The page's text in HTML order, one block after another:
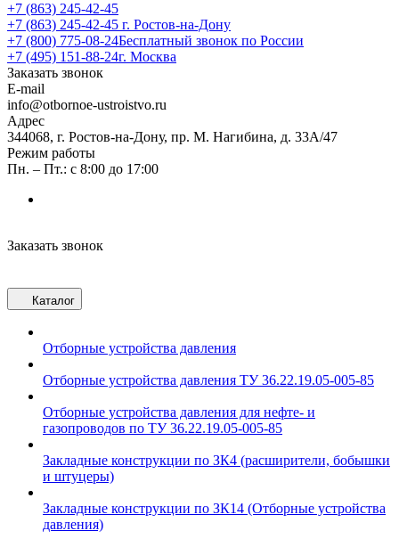
+7 (863) 245-42-45
+7 (863) 245-42-45 г. Ростов-на-Дону
+7 (800) 775-08-24Бесплатный звонок по России
+7 (495) 151-88-24г. Москва
Заказать звонок
E-mail
info@otbornoe-ustroistvo.ru
Адрес
344068, г. Ростов-на-Дону, пр. М. Нагибина, д. 33А/47
Режим работы
Пн. – Пт.: с 8:00 до 17:00
Заказать звонок
Каталог
Отборные устройства давления
Отборные устройства давления ТУ 36.22.19.05-005-85
Отборные устройства давления для нефте- и
газопроводов по ТУ 36.22.19.05-005-85
Закладные конструкции по ЗК4 (расширители, бобышки
и штуцеры)
Закладные конструкции по ЗК14 (Отборные устройства
давления)